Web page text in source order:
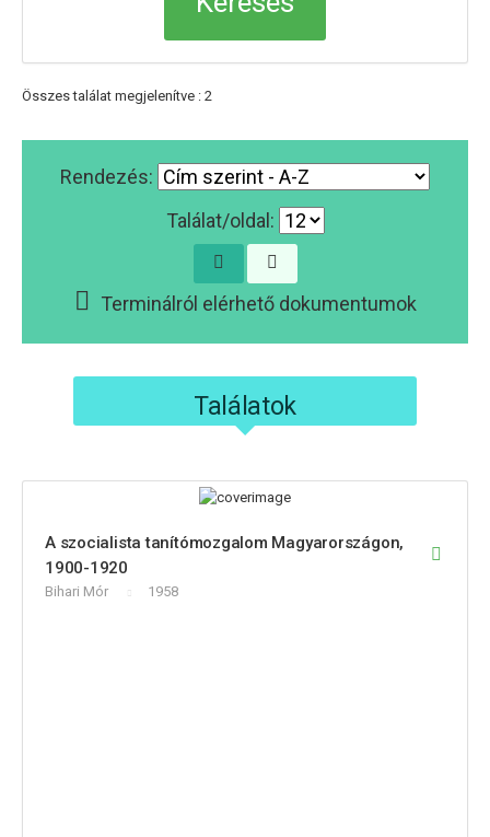
Összes találat megjelenítve : 2
Rendezés:
Találat/oldal:
Terminálról elérhető dokumentumok
Találatok
A szocialista tanítómozgalom Magyarországon,
1900-1920
Bihari Mór 1958